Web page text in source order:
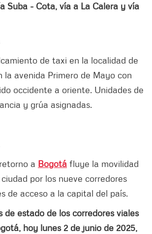
Suba - Cota, vía a La Calera y vía
de taxi en la localidad de
la avenida Primero de Mayo con
occidente a oriente. Unidades de
y grúa asignadas.
a Bogotá fluye la movilidad
por los nueve corredores
de acceso a la capital del país.
de estado de los corredores viales
hoy lunes 2 de junio de 2025,